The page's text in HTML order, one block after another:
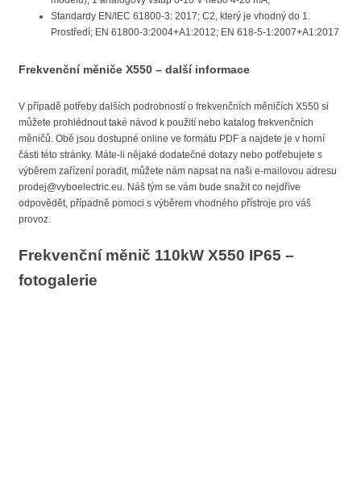
Standardy EN/IEC 61800-3: 2017; C2, který je vhodný do 1.
Prostředí; EN 61800-3:2004+A1:2012; EN 618-5-1:2007+A1:2017
Frekvenční měniče X550 – další informace
V případě potřeby dalších podrobností o frekvenčních měničích X550 si
můžete prohlédnout také návod k použití nebo katalog frekvenčních
měničů. Obě jsou dostupné online ve formátu PDF a najdete je v horní
části této stránky. Máte-li nějaké dodatečné dotazy nebo potřebujete s
výběrem zařízení poradit, můžete nám napsat na naši e-mailovou adresu
prodej@vyboelectric.eu. Náš tým se vám bude snažit co nejdříve
odpovědět, případně pomoci s výběrem vhodného přístroje pro váš
provoz.
Frekvenční měnič 110kW X550 IP65 –
fotogalerie